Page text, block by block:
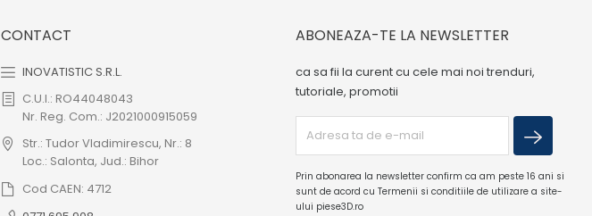
CONTACT
INOVATISTIC S.R.L.
C.U.I.: RO44048043
Nr. Reg. Com.: J2021000915059
Str.: Tudor Vladimirescu, Nr.: 8
Loc.: Salonta, Jud.: Bihor
Cod CAEN: 4712
ABONEAZA-TE LA NEWSLETTER
ca sa fii la curent cu cele mai noi trenduri,
tutoriale, promotii
Prin abonarea la newsletter confirm ca am peste 16 ani si
sunt de acord cu Termenii si conditiile de utilizare a site-
ului piese3D.ro